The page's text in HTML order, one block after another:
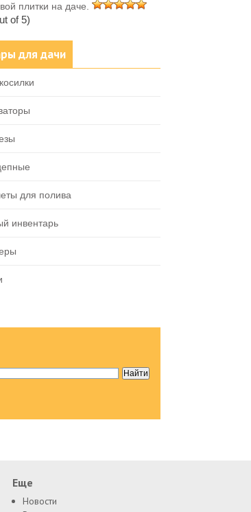
плитки на даче.
of 5)
для дачи
для полива
инвентарь
Еще
Новости